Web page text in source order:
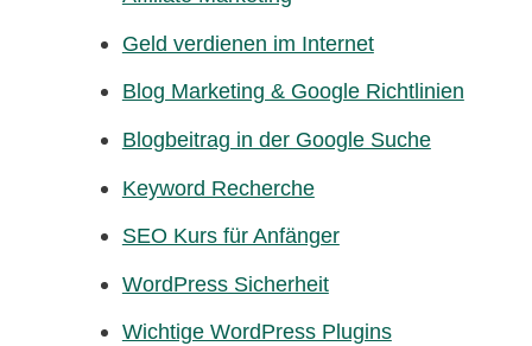
Geld verdienen im Internet
Blog Marketing & Google Richtlinien
Blogbeitrag in der Google Suche
Keyword Recherche
SEO Kurs für Anfänger
WordPress Sicherheit
Wichtige WordPress Plugins